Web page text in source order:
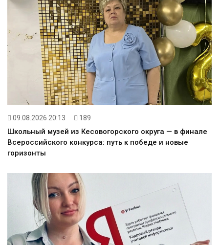
09.08.2026 20:13 189
Школьный музей из Кесовогорского округа — в финале
Всероссийского конкурса: путь к победе и новые
горизонты